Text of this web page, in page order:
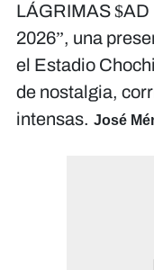
LÁGRIMAS $AD
2026”, una
el Estadio
de nostalgia,
intensas. José